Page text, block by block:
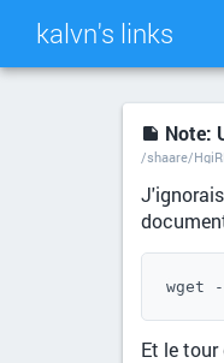
kalvn's links
Note:
/shaare/
wget
Et le